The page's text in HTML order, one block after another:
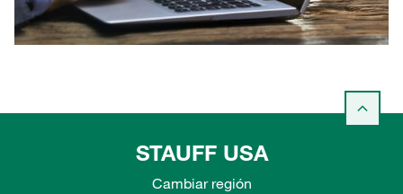
STAUFF USA
Cambiar región